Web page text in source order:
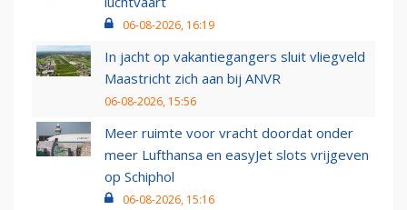
06-08-2026, 16:19
In jacht op vakantiegangers sluit vliegveld
Maastricht zich aan bij ANVR
06-08-2026, 15:56
Meer ruimte voor vracht doordat onder
meer Lufthansa en easyJet slots vrijgeven
op Schiphol
06-08-2026, 15:16